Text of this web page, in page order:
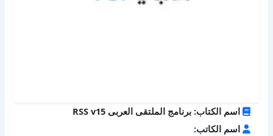
اسم الكتاب: برنامج الملتقى العربى RSS v15
اسم الكاتب: